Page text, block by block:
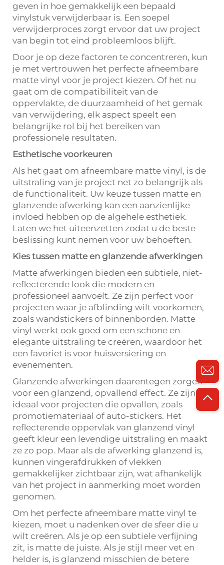
geven in hoe gemakkelijk een bepaald
vinylstuk verwijderbaar is. Een soepel
verwijderproces zorgt ervoor dat uw project
van begin tot eind probleemloos blijft.
Door je op deze factoren te concentreren, kun
je met vertrouwen het perfecte afneembare
matte vinyl voor je project kiezen. Of het nu
gaat om de compatibiliteit van de
oppervlakte, de duurzaamheid of het gemak
van verwijdering, elk aspect speelt een
belangrijke rol bij het bereiken van
professionele resultaten.
Esthetische voorkeuren
Als het gaat om afneembare matte vinyl, is de
uitstraling van je project net zo belangrijk als
de functionaliteit. Uw keuze tussen matte en
glanzende afwerking kan een aanzienlijke
invloed hebben op de algehele esthetiek.
Laten we het uiteenzetten zodat u de beste
beslissing kunt nemen voor uw behoeften.
Kies tussen matte en glanzende afwerkingen
Matte afwerkingen bieden een subtiele, niet-
reflecterende look die modern en
professioneel aanvoelt. Ze zijn perfect voor
projecten waar je afblinding wilt voorkomen,
zoals wandstickers of binnenborden. Matte
vinyl werkt ook goed om een schone en
elegante uitstraling te creëren, waardoor het
een favoriet is voor huisversiering en
evenementen.
Glanzende afwerkingen daarentegen zorgen
voor een glanzend, opvallend effect. Ze zijn
ideaal voor projecten die opvallen, zoals
promotiemateriaal of auto-stickers. Het
reflecterende oppervlak van glanzend vinyl
geeft kleur een levendige uitstraling en maakt
ze zo pop. Maar als de afwerking glanzend is,
kunnen vingerafdrukken of vlekken
gemakkelijker zichtbaar zijn, wat afhankelijk
van het project in aanmerking moet worden
genomen.
Om het perfecte afneembare matte vinyl te
kiezen, moet u nadenken over de sfeer die u
wilt creëren. Als je op een subtiele verfijning
zit, is matte de juiste. Als je stijl meer vet en
helder is, is glanzend misschien de betere